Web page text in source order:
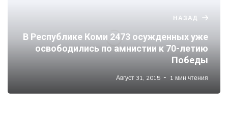
НАЗАД
В Республике Коми 2473 осужденных уже
освободились по амнистии к 70-летию
Победы
Август 31, 2015 1 мин чтения